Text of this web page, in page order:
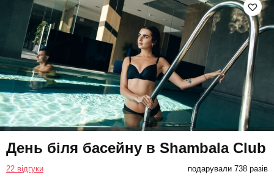
День біля басейну в Shambala Club
22 відгуки подарували 738 разів